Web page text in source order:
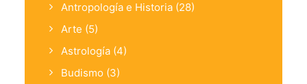
Antropología e Historia (28)
Arte (5)
Astrología (4)
Budismo (3)